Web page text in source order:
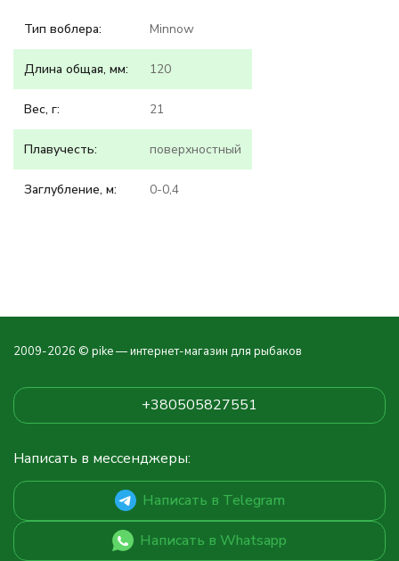
Тип воблера: Minnow
Длина общая, мм: 120
Вес, г: 21
Плавучесть: поверхностный
Заглубление, м: 0-0,4
2009-2026 © pike — интернет-магазин для рыбаков
+380505827551
Написать в мессенджеры:
Написать в Telegram
Написать в Whatsapp